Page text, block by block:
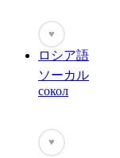
♥
ロシア語
ソーカル
сокол
♥